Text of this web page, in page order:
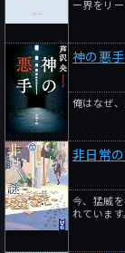
ー界をリ
神の悪手
俺はなぜ
非日常
今、猛威
れています